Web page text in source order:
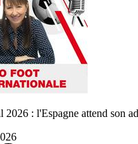
2026 : l'Espagne attend son